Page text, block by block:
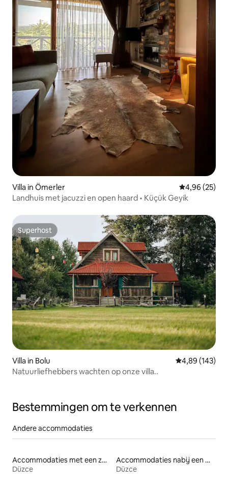
Villa in Ömerler Gemiddelde
4,96 (25)
Landhuis met jacuzzi en open haard • Küçük Geyik
Superhost
Superhost
Villa in Bolu Gemiddelde
4,89 (143)
Natuurliefhebbers wachten op onze villa..
Bestemmingen om te verkennen
Andere accommodaties
Accommodaties met een zwembad
Düzce
Accommodaties nabij een meer
Düzce